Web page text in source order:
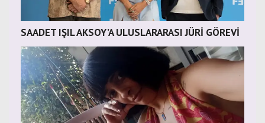
SAADET IŞIL AKSOY’A ULUSLARARASI JÜRİ GÖREVİ